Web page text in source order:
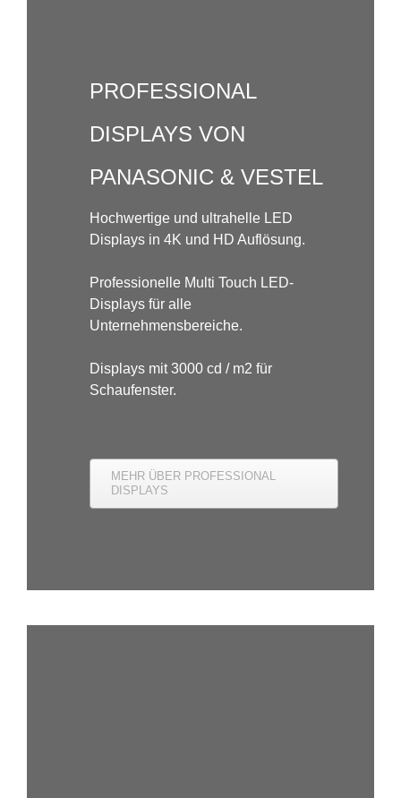
PROFESSIONAL
DISPLAYS VON
PANASONIC & VESTEL
Hochwertige und ultrahelle LED
Displays in 4K und HD Auflösung.
Professionelle Multi Touch LED-
Displays für alle
Unternehmensbereiche.
Displays mit 3000 cd / m2 für
Schaufenster.
MEHR ÜBER PROFESSIONAL
DISPLAYS